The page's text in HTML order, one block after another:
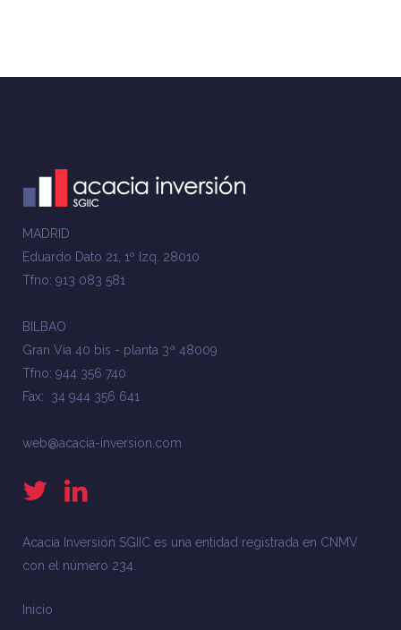
MADRID
Eduardo Dato 21, 1º Izq. 28010
Tfno: 913 083 581
BILBAO
Gran Vía 40 bis - planta 3ª 48009
Tfno: 944 356 740
Fax: 34 944 356 641
web@acacia-inversion.com
Acacia Inversión SGIIC es una entidad registrada en CNMV
con el número 234.
Inicio